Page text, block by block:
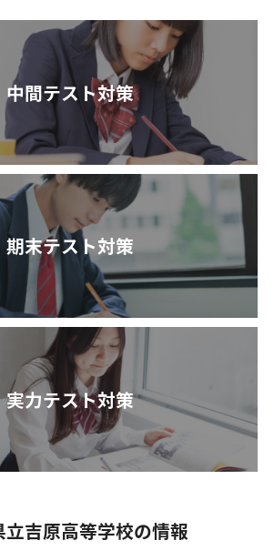
中間テスト対策
期末テスト対策
実力テスト対策
立吉原高等学校の情報